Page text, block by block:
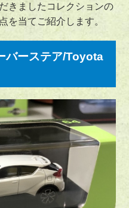
きましたコレクションの
を当てご紹介します。
バーステア/Toyota